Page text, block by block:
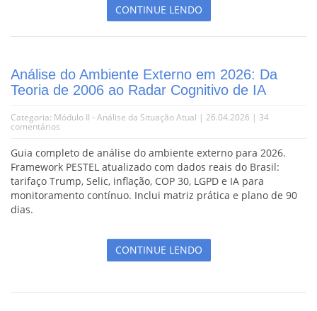
CONTINUE LENDO
Análise do Ambiente Externo em 2026: Da
Teoria de 2006 ao Radar Cognitivo de IA
Categoria: Módulo II - Análise da Situação Atual | 26.04.2026 | 34
comentários
Guia completo de análise do ambiente externo para 2026.
Framework PESTEL atualizado com dados reais do Brasil:
tarifaço Trump, Selic, inflação, COP 30, LGPD e IA para
monitoramento contínuo. Inclui matriz prática e plano de 90
dias.
CONTINUE LENDO